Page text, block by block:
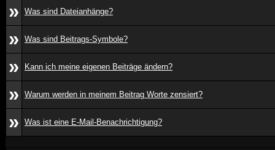
» Was sind Dateianhänge?
» Was sind Beitrags-Symbole?
» Kann ich meine eigenen Beiträge ändern?
» Warum werden in meinem Beitrag Worte zensiert?
» Was ist eine E-Mail-Benachrichtigung?